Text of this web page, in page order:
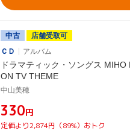
中古
店舗受取可
ＣＤ
アルバム
ドラマティック・ソングス MIHO
ON TV THEME
中山美穂
¥330円
定価より2,874円（89%）おトク